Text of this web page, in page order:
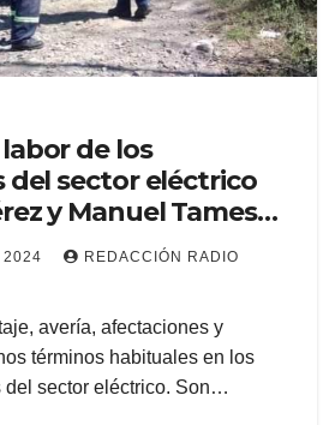
de los
del sector eléctrico
y Manuel Tames
2024
REDACCIÓN RADIO
avería, afectaciones y
términos habituales en los
del sector eléctrico. Son…